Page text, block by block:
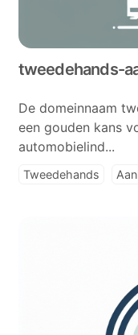
tweedehands-
De domeinnaam
een gouden kans
automobielind...
Tweedehands